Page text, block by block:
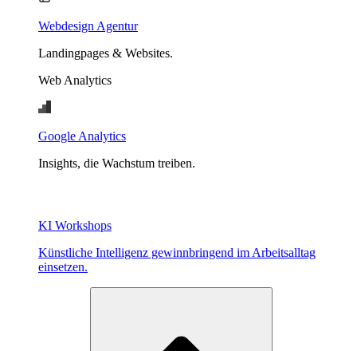
Webdesign Agentur
Landingpages & Websites.
Web Analytics
Google Analytics
Insights, die Wachstum treiben.
KI Workshops
Künstliche Intelligenz gewinnbringend im Arbeitsalltag
einsetzen.